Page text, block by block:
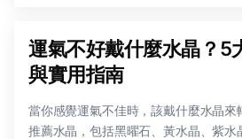
運氣不好戴什麼水晶？5
與實用指南
當你感覺運氣不佳時，該戴什麼水晶來
推薦水晶，包括黑曜石、黃水晶、紫水